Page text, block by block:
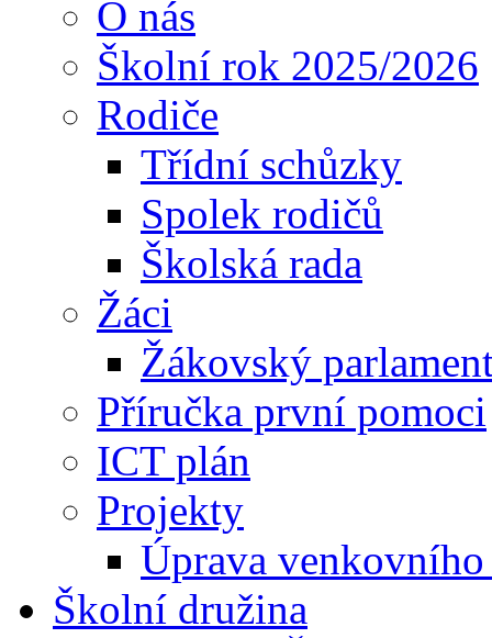
O nás
Školní rok 2025/2026
Rodiče
Třídní schůzky
Spolek rodičů
Školská rada
Žáci
Žákovský
Příručka první pomoci
ICT plán
Projekty
Úprava
Školní družina